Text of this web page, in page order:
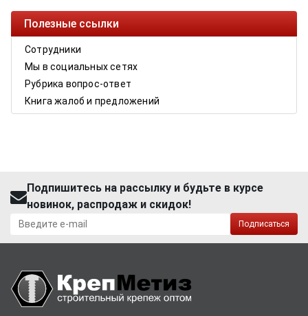
Полезные ссылки
Сотрудники
Мы в социальных сетях
Рубрика вопрос-ответ
Книга жалоб и предложений
Подпишитесь на рассылку и будьте в курсе
новинок, распродаж и скидок!
Подписаться